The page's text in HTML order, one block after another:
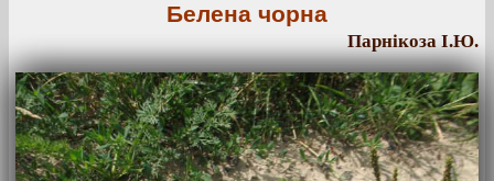
Белена чорна
Парнікоза І.Ю.